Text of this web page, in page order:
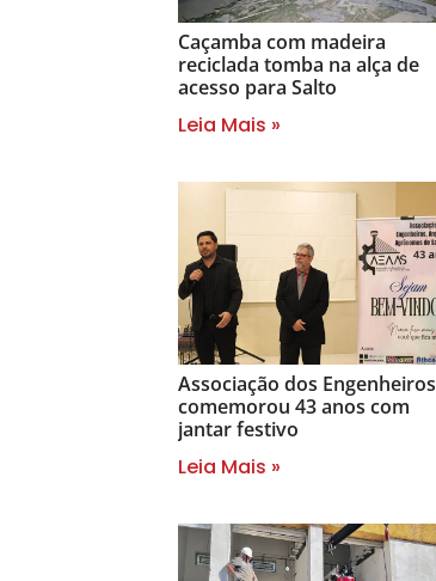
Caçamba com madeira
reciclada tomba na alça de
acesso para Salto
Leia Mais »
Associação dos Engenheiros
comemorou 43 anos com
jantar festivo
Leia Mais »